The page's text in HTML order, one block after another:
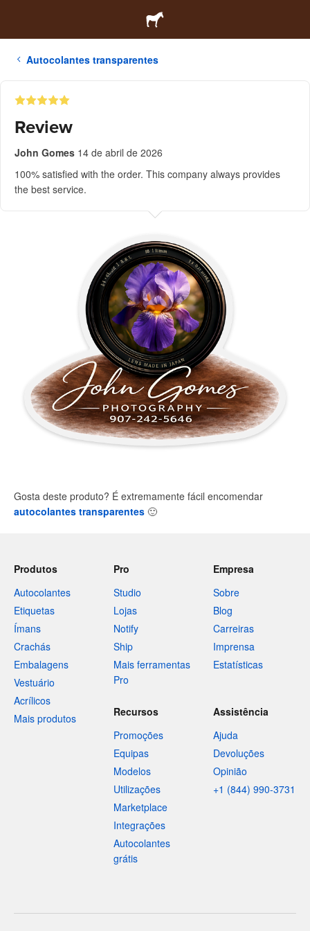
Autocolantes transparentes
Review
John Gomes 14 de abril de 2026
100% satisfied with the order. This company always provides
the best service.
Gosta deste produto? É extremamente fácil encomendar
autocolantes transparentes 🙂
Produtos
Autocolantes
Etiquetas
Ímans
Crachás
Embalagens
Vestuário
Acrílicos
Mais produtos
Pro
Studio
Lojas
Notify
Ship
Mais ferramentas
Pro
Empresa
Sobre
Blog
Carreiras
Imprensa
Estatísticas
Recursos
Promoções
Equipas
Modelos
Utilizações
Marketplace
Integrações
Autocolantes
grátis
Assistência
Ajuda
Devoluções
Opinião
+1 (844) 990-3731